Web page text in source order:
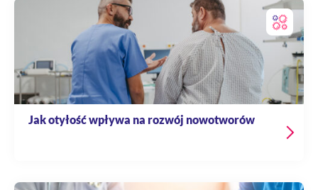
Jak otyłość wpływa na rozwój nowotworów